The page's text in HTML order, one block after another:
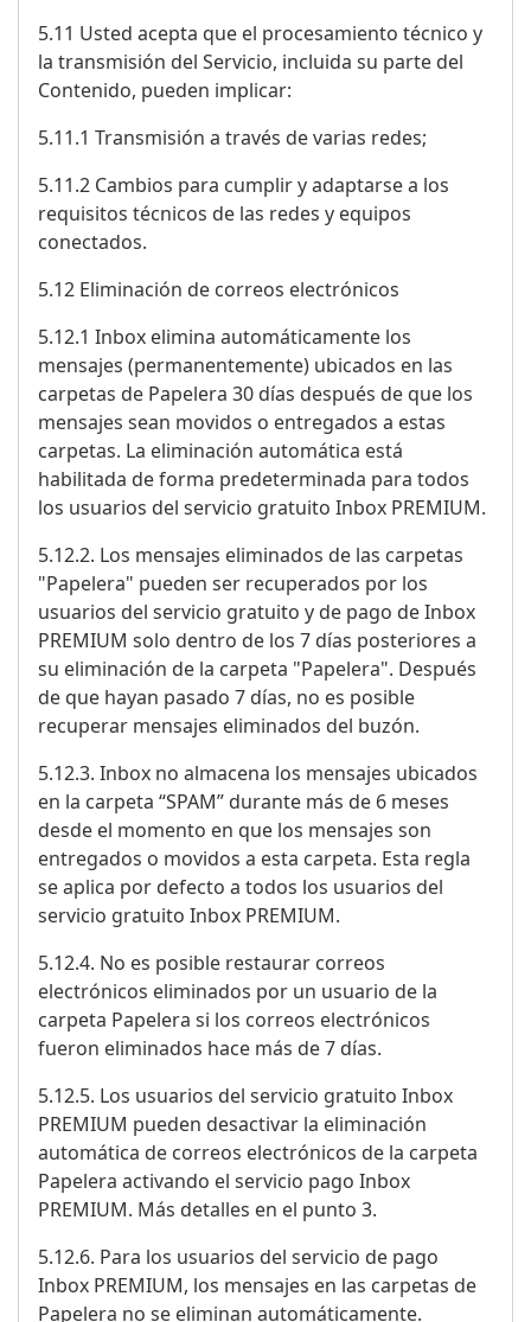
5.11 Usted acepta que el procesamiento técnico y
la transmisión del Servicio, incluida su parte del
Contenido, pueden implicar:
5.11.1 Transmisión a través de varias redes;
5.11.2 Cambios para cumplir y adaptarse a los
requisitos técnicos de las redes y equipos
conectados.
5.12 Eliminación de correos electrónicos
5.12.1 Inbox elimina automáticamente los
mensajes (permanentemente) ubicados en las
carpetas de Papelera 30 días después de que los
mensajes sean movidos o entregados a estas
carpetas. La eliminación automática está
habilitada de forma predeterminada para todos
los usuarios del servicio gratuito Inbox PREMIUM.
5.12.2. Los mensajes eliminados de las carpetas
"Papelera" pueden ser recuperados por los
usuarios del servicio gratuito y de pago de Inbox
PREMIUM solo dentro de los 7 días posteriores a
su eliminación de la carpeta "Papelera". Después
de que hayan pasado 7 días, no es posible
recuperar mensajes eliminados del buzón.
5.12.3. Inbox no almacena los mensajes ubicados
en la carpeta “SPAM” durante más de 6 meses
desde el momento en que los mensajes son
entregados o movidos a esta carpeta. Esta regla
se aplica por defecto a todos los usuarios del
servicio gratuito Inbox PREMIUM.
5.12.4. No es posible restaurar correos
electrónicos eliminados por un usuario de la
carpeta Papelera si los correos electrónicos
fueron eliminados hace más de 7 días.
5.12.5. Los usuarios del servicio gratuito Inbox
PREMIUM pueden desactivar la eliminación
automática de correos electrónicos de la carpeta
Papelera activando el servicio pago Inbox
PREMIUM. Más detalles en el punto 3.
5.12.6. Para los usuarios del servicio de pago
Inbox PREMIUM, los mensajes en las carpetas de
Papelera no se eliminan automáticamente.